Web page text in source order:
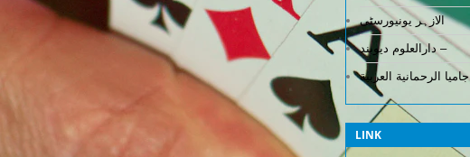
الازہر یونیورسٹی
دارالعلوم دیوبند –
جاميا الرحمانية العربية
LINK